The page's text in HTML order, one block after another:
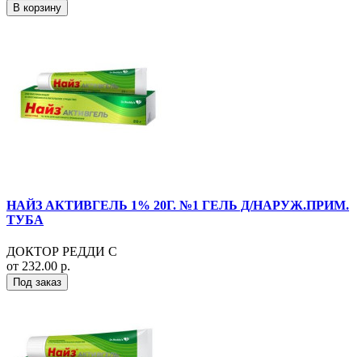
В корзину
НАЙЗ АКТИВГЕЛЬ 1% 20Г. №1 ГЕЛЬ Д/НАРУЖ.ПРИМ.
ТУБА
ДОКТОР РЕДДИ С
от 232.00 р.
Под заказ